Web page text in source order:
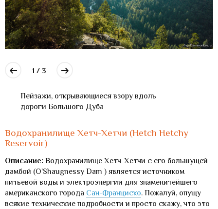
1 / 3
Пейзажи, открывающиеся взору вдоль
дороги Большого Дуба
Водохранилище Хетч-Хетчи (Hetch Hetchy
Reservoir)
Описание: Водохранилище Хетч-Хетчи с его большущей
дамбой (O'Shaugnessy Dam ) является источником
питьевой воды и электроэнергии для знаменитейшего
американского города Сан-Франциско. Пожалуй, опущу
всякие технические подробности и просто скажу, что это